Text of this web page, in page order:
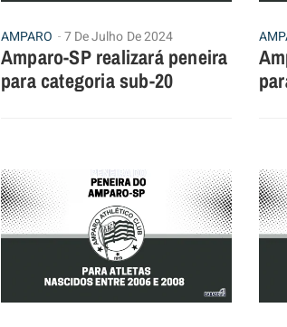
AMPARO 7 De Julho De 2024
Amparo-SP realizará peneira
para categoria sub-20